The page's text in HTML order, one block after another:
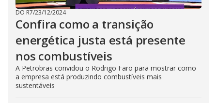
DO R7/23/12/2024
Confira como a transição
energética justa está presente
nos combustíveis
A Petrobras convidou o Rodrigo Faro para mostrar como
a empresa está produzindo combustíveis mais
sustentáveis